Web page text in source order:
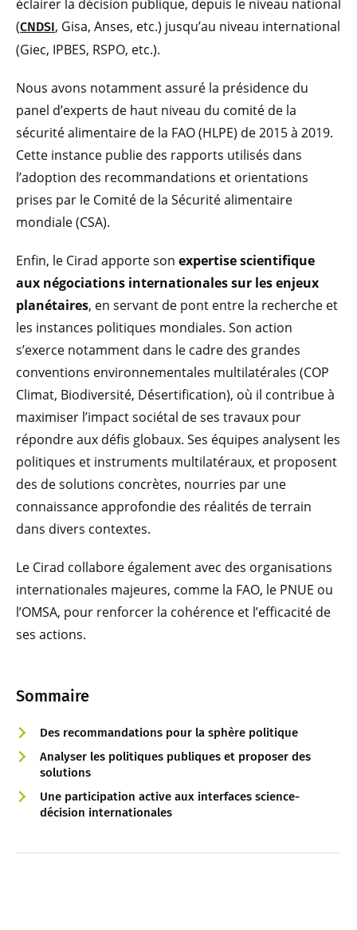
Sommaire
Des recommandations pour la sphère politique
Analyser les politiques publiques et proposer des
solutions
Une participation active aux interfaces science-
décision internationales
éclairer la décision publique, depuis le niveau national
(CNDSI, Gisa, Anses, etc.) jusqu’au niveau international
(Giec, IPBES, RSPO, etc.).
Nous avons notamment assuré la présidence du
panel d’experts de haut niveau du comité de la
sécurité alimentaire de la FAO (HLPE) de 2015 à 2019.
Cette instance publie des rapports utilisés dans
l’adoption des recommandations et orientations
prises par le Comité de la Sécurité alimentaire
mondiale (CSA).
Enfin, le Cirad apporte son expertise scientifique
aux négociations internationales sur les enjeux
planétaires, en servant de pont entre la recherche et
les instances politiques mondiales. Son action
s’exerce notamment dans le cadre des grandes
conventions environnementales multilatérales (COP
Climat, Biodiversité, Désertification), où il contribue à
maximiser l’impact sociétal de ses travaux pour
répondre aux défis globaux. Ses équipes analysent les
politiques et instruments multilatéraux, et proposent
des de solutions concrètes, nourries par une
connaissance approfondie des réalités de terrain
dans divers contextes.
Le Cirad collabore également avec des organisations
internationales majeures, comme la FAO, le PNUE ou
l’OMSA, pour renforcer la cohérence et l’efficacité de
ses actions.